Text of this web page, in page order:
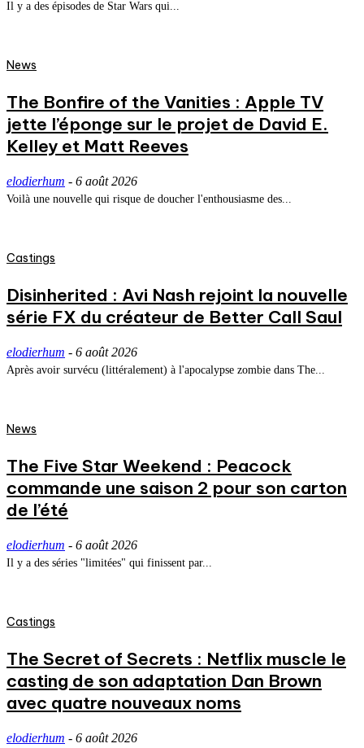
Il y a des épisodes de Star Wars qui...
News
The Bonfire of the Vanities : Apple TV
jette l’éponge sur le projet de David E.
Kelley et Matt Reeves
elodierhum - 6 août 2026
Voilà une nouvelle qui risque de doucher l'enthousiasme des...
Castings
Disinherited : Avi Nash rejoint la nouvelle
série FX du créateur de Better Call Saul
elodierhum - 6 août 2026
Après avoir survécu (littéralement) à l'apocalypse zombie dans The...
News
The Five Star Weekend : Peacock
commande une saison 2 pour son carton
de l’été
elodierhum - 6 août 2026
Il y a des séries "limitées" qui finissent par...
Castings
The Secret of Secrets : Netflix muscle le
casting de son adaptation Dan Brown
avec quatre nouveaux noms
elodierhum - 6 août 2026